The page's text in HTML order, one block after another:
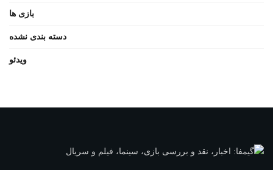
بازی ها
دسته بندی نشده
ویدئو